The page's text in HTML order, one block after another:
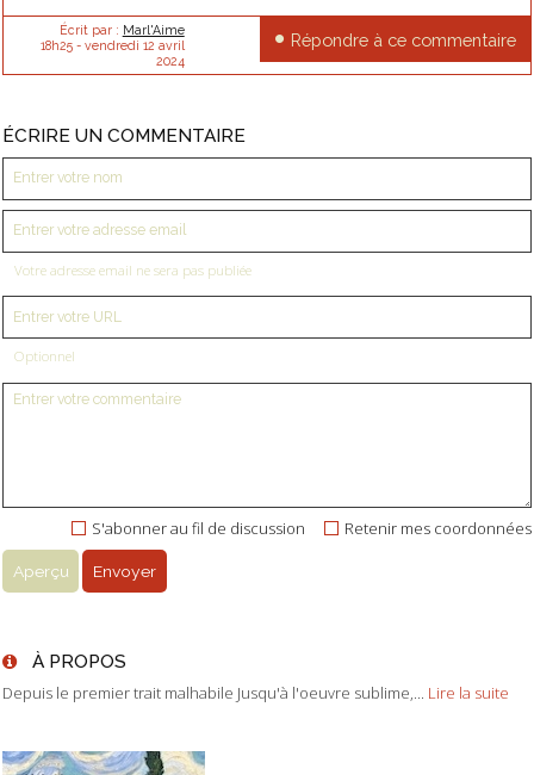
Écrit par : Marl'Aime
18h25- vendredi 12 avril
2024
Répondre à ce commentaire
ÉCRIRE UN COMMENTAIRE
Votre adresse email ne sera pas publiée
Optionnel
Retenir mes coordonnées
S'abonner au fil de discussion
À PROPOS
Depuis le premier trait malhabile Jusqu'à l'oeuvre sublime,... Lire la suite